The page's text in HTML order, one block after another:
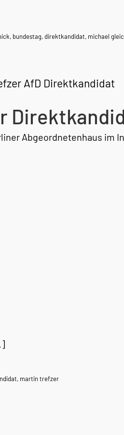
, bundestag,direktkandidat, michael
AfD Direktkandidat
Abgeordnetenhaus im
, martin trefzer